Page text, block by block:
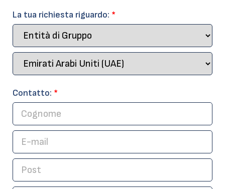
La tua richiesta riguardo: *
Contatto: *